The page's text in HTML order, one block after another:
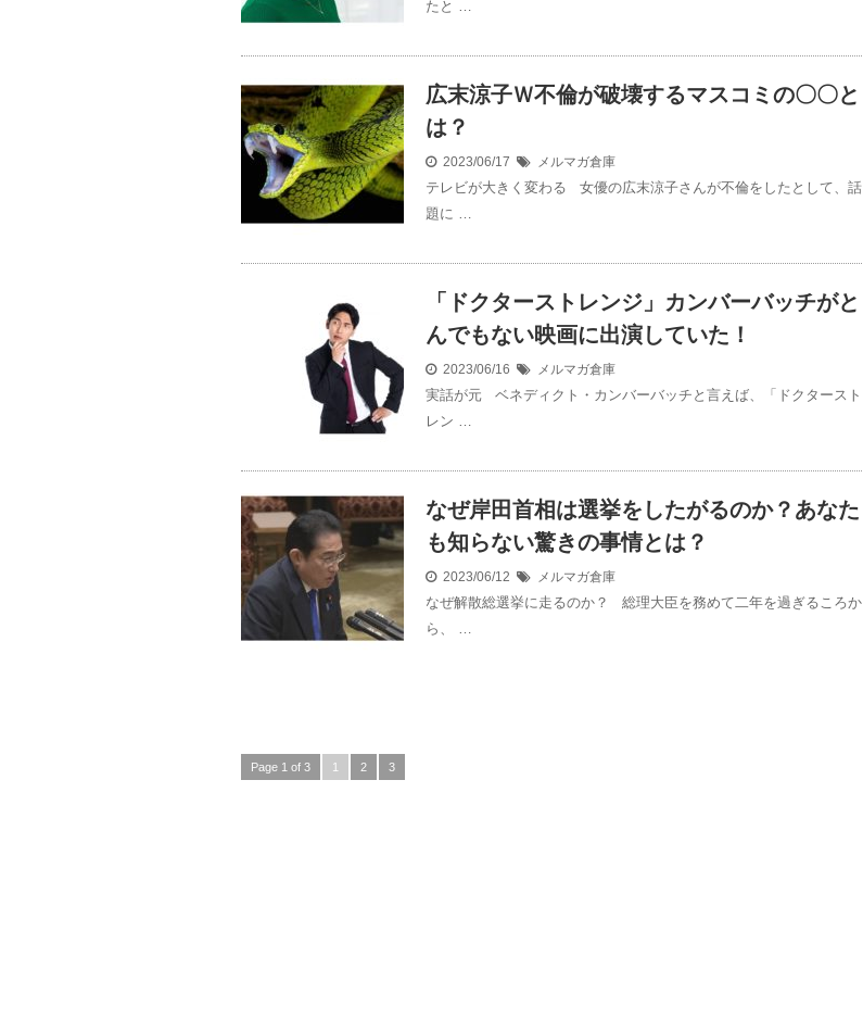
たと …
広末涼子Ｗ不倫が破壊するマスコミの〇〇と
は？
2023/06/17 メルマガ倉庫
テレビが大きく変わる 女優の広末涼子さんが不倫をしたとして、話
題に …
「ドクターストレンジ」カンバーバッチがと
んでもない映画に出演していた！
2023/06/16 メルマガ倉庫
実話が元 ベネディクト・カンバーバッチと言えば、「ドクタースト
レン …
なぜ岸田首相は選挙をしたがるのか？あなた
も知らない驚きの事情とは？
2023/06/12 メルマガ倉庫
なぜ解散総選挙に走るのか？ 総理大臣を務めて二年を過ぎるころか
ら、 …
Page 1 of 3 1 2 3